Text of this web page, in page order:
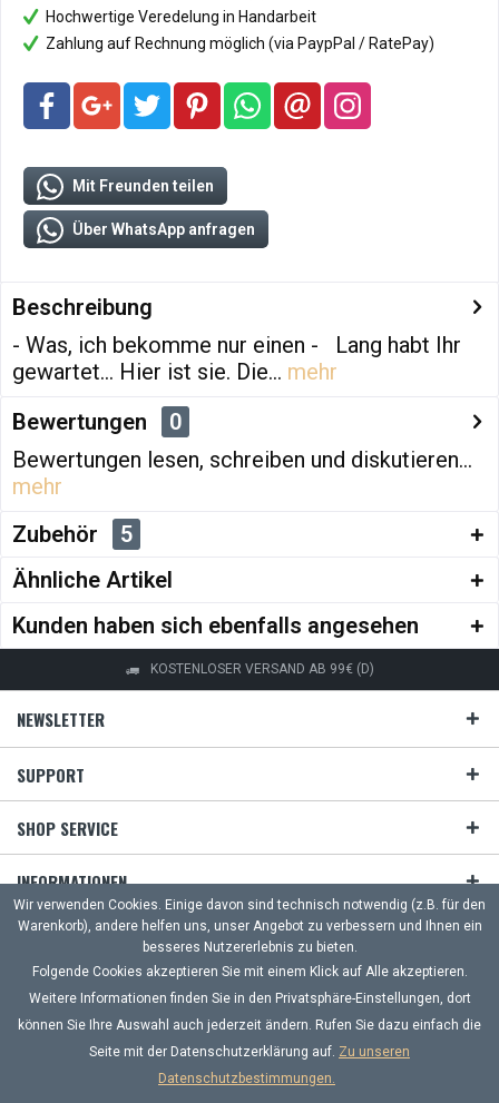
Hochwertige Veredelung in Handarbeit
Zahlung auf Rechnung möglich (via PaypPal / RatePay)
Mit Freunden teilen
Über WhatsApp anfragen
Beschreibung
- Was, ich bekomme nur einen - Lang habt Ihr
gewartet... Hier ist sie. Die... mehr
Bewertungen
0
Bewertungen lesen, schreiben und diskutieren...
mehr
Zubehör
5
Ähnliche Artikel
Kunden haben sich ebenfalls angesehen
KOSTENLOSER VERSAND AB 99€ (D)
NEWSLETTER
SUPPORT
SHOP SERVICE
INFORMATIONEN
ZAHLUNG & VERSAND
UNSERE ZAHLUNGSARTEN
Häufige Fragen Kontakt
Versand und Zahlungsbedingungen
Wir verwenden Cookies. Einige davon sind technisch notwendig (z.B. für den
Warenkorb), andere helfen uns, unser Angebot zu verbessern und Ihnen ein
besseres Nutzererlebnis zu bieten.
Folgende Cookies akzeptieren Sie mit einem Klick auf Alle akzeptieren.
Weitere Informationen finden Sie in den Privatsphäre-Einstellungen, dort
können Sie Ihre Auswahl auch jederzeit ändern. Rufen Sie dazu einfach die
Seite mit der Datenschutzerklärung auf. Zu unseren
Datenschutzbestimmungen.